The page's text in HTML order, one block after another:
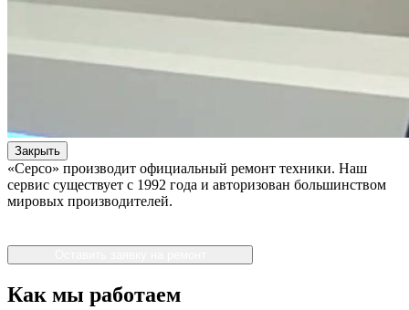
Закрыть
«Серсо» производит официальный ремонт техники. Наш
сервис существует с 1992 года и авторизован большинством
мировых производителей.
Как мы работаем